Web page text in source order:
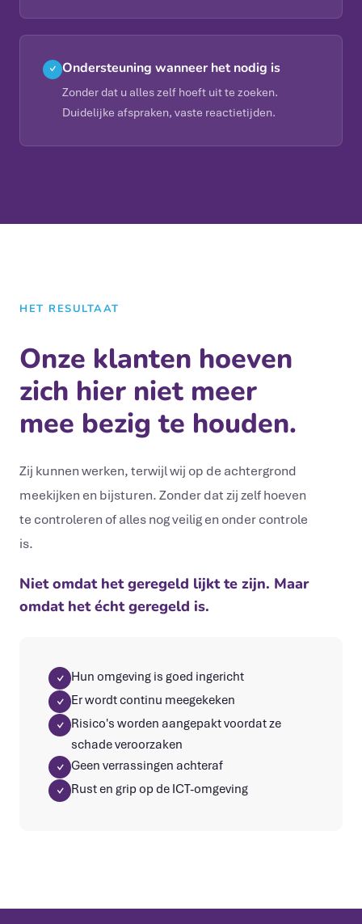
✓ Ondersteuning wanneer het nodig is
Zonder dat u alles zelf hoeft uit te zoeken.
Duidelijke afspraken, vaste reactietijden.
HET RESULTAAT
Onze klanten hoeven
zich hier niet meer
mee bezig te houden.
Zij kunnen werken, terwijl wij op de achtergrond
meekijken en bijsturen. Zonder dat zij zelf hoeven
te controleren of alles nog veilig en onder controle
is.
Niet omdat het geregeld lijkt te zijn. Maar
omdat het écht geregeld is.
✓ Hun omgeving is goed ingericht
✓ Er wordt continu meegekeken
✓
Risico's worden aangepakt voordat ze
schade veroorzaken
✓ Geen verrassingen achteraf
✓ Rust en grip op de ICT-omgeving